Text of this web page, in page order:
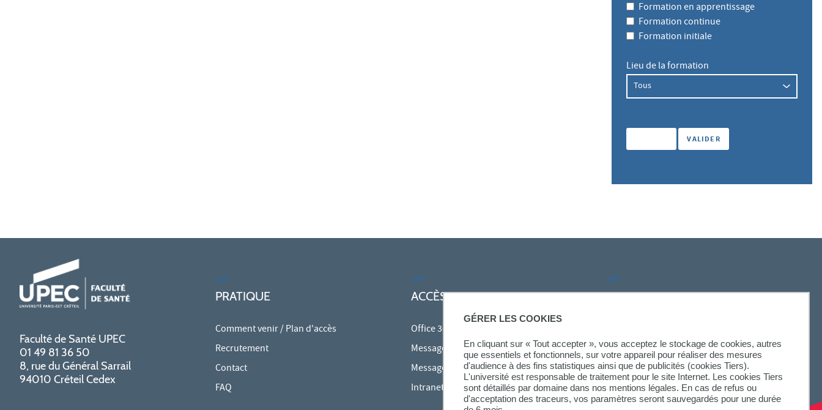
GÉRER LES COOKIES
En cliquant sur « Tout accepter », vous acceptez le stockage de cookies, autres
que essentiels et fonctionnels, sur votre appareil pour réaliser des mesures
d'audience à des fins statistiques ainsi que de publicités (cookies Tiers).
L'université est responsable de traitement pour le site Internet. Les cookies Tiers
sont détaillés par domaine dans nos mentions légales. En cas de refus ou
d'acceptation des traceurs, vos paramètres seront sauvegardés pour une durée
Formation en apprentissage
Formation continue
Formation initiale
Lieu de la formation
Faculté de Santé UPEC
01 49 81 36 50
8, rue du Général Sarrail
94010 Créteil Cedex
PRATIQUE
Comment venir / Plan d'accès
Recrutement
Contact
FAQ
ACCÈS RAPIDES
Office 365
Messagerie des personnels
Messagerie étudiante
Intranet des personnels
SUIVEZ-NOUS